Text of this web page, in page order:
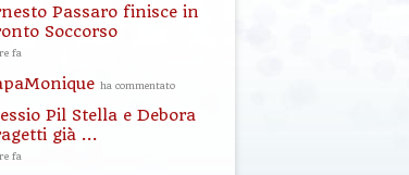
Passaro finisce in
Soccorso
fa
ha commentato
Pil Stella e Debora
già ...
fa